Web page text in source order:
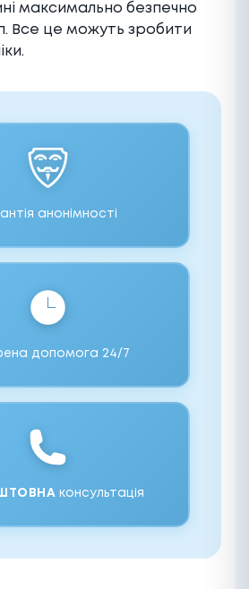
максимально безпечно
Все це можуть зробити
анонімності
допомога 24/7
консультація